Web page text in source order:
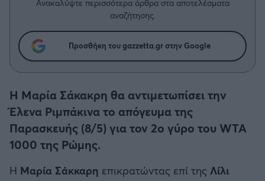
Δημήτρης Τσορμπατζόγλου
Λεβαδειακός
Βόλος
Ατρόμητος Αθηνών
Κηφισιά
Συνεντεύξεις
Μια Ιστορία από την Πόλη
Ανακαλύψτε περισσότερα άρθρα στα αποτελέσματα
αναζήτησης.
Προσθήκη του gazzetta.gr στην Google
Η Μαρία Σάκακρη θα αντιμετωπίσει την
Έλενα Ριμπάκινα το απόγευμα της
Παρασκευής (8/5) για τον 2ο γύρο του WTA
1000 της Ρώμης.
H Μαρία Σάκκαρη επικρατώντας επί της Λίλι